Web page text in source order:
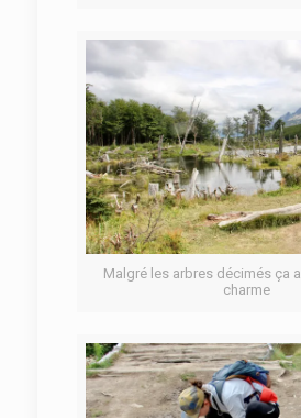
Malgré les arbres décimés ça
charme